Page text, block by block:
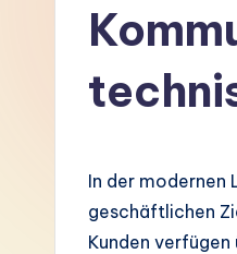
A
GIn der
geschäftlichen
Kunden